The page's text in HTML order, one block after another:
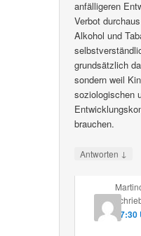
anfälligeren
Verbot
Alkohol und
grundsätzlich
sondern weil
soziologischen
brauchen.
Antworten ↓
07:30